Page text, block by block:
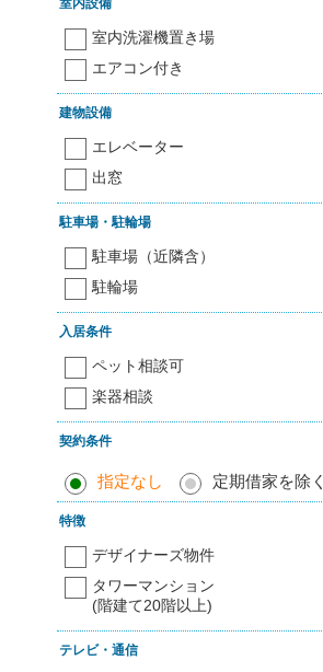
室内設備
室内洗濯機置き場
エアコン付き
建物設備
エレベーター
出窓
駐車場・駐輪場
駐車場（近隣含）
駐輪場
入居条件
ペット相談可
楽器相談
契約条件
指定なし 定期借家を除く
特徴
デザイナーズ物件
タワーマンション
(階建て20階以上)
テレビ・通信